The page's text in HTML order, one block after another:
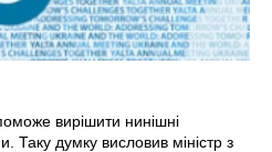
вирішити нинішні
Таку думку висловив міністр з